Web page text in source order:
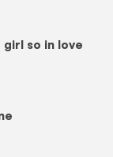
so in love